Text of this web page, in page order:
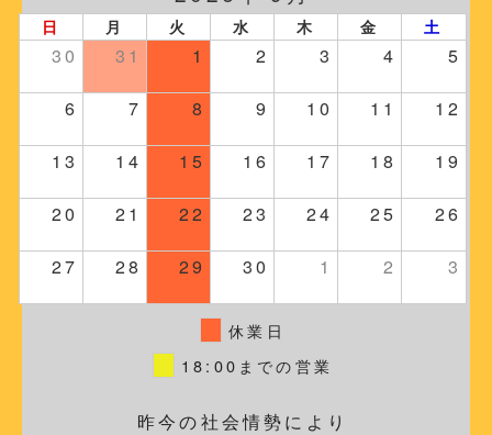
日 月 火 水 木 金 土
30 31 1 2 3 4 5
6 7 8 9 10 11 12
13 14 15 16 17 18 19
20 21 22 23 24 25 26
27 28 29 30 1 2 3
休業日
18:00までの営業
昨今の社会情勢により